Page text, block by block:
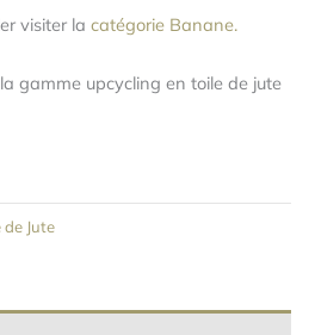
visiter la catégorie Banane.
gamme upcycling en toile de jute
de Jute